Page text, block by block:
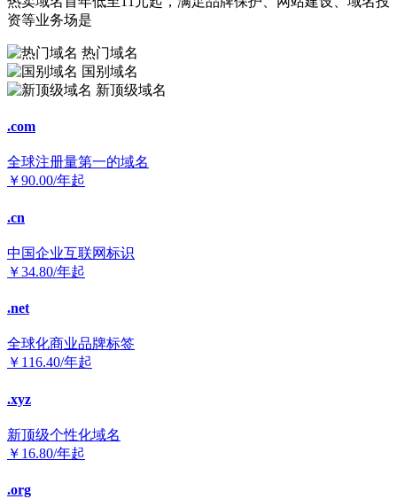
资等业务场是
热门域名
国别域名
新顶级域名
.com
全球注册量第一的域名
￥90.00/年起
.cn
中国企业互联网标识
￥34.80/年起
.net
全球化商业品牌标签
￥ 116.40/年起
.xyz
新顶级个性化域名
￥ 16.80/年起
.org